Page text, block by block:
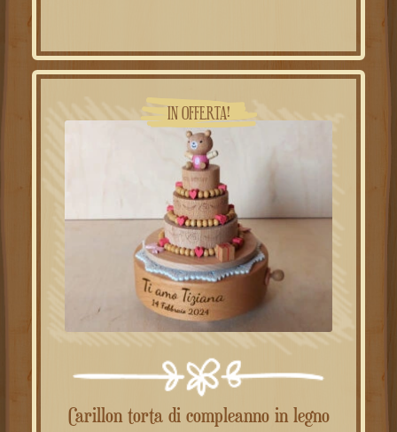
era:
49.00€.
è:
39.00€.
IN OFFERTA!
Carillon torta di compleanno in legno